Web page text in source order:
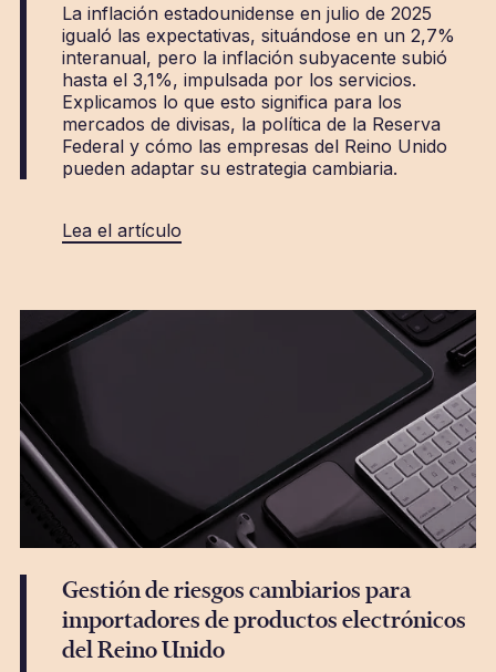
La inflación estadounidense en julio de 2025
igualó las expectativas, situándose en un 2,7%
interanual, pero la inflación subyacente subió
hasta el 3,1%, impulsada por los servicios.
Explicamos lo que esto significa para los
mercados de divisas, la política de la Reserva
Federal y cómo las empresas del Reino Unido
pueden adaptar su estrategia cambiaria.
Lea el artículo
Gestión de riesgos cambiarios para
importadores de productos electrónicos
del Reino Unido